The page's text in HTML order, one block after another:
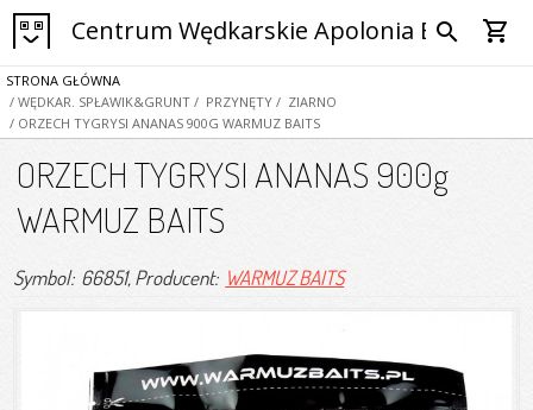
Centrum Wędkarskie Apolonia Bytom
search shopping_cart
STRONA GŁÓWNA
/ WĘDKAR. SPŁAWIK&GRUNT / PRZYNĘTY / ZIARNO
/ ORZECH TYGRYSI ANANAS 900G WARMUZ BAITS
ORZECH TYGRYSI ANANAS 900g
WARMUZ BAITS
Symbol: 66851, Producent: WARMUZ BAITS